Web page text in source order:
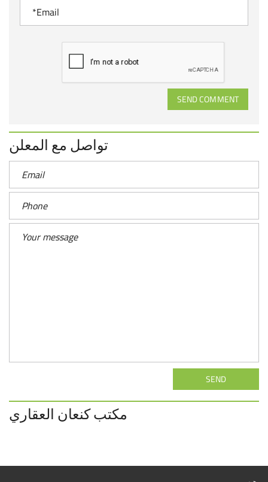
SEND COMMENT
تواصل مع المعلن
SEND
مكتب كنعان العقاري